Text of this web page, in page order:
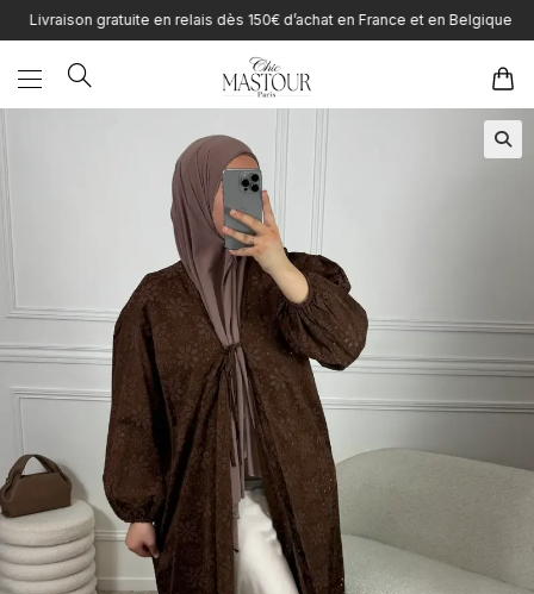
Skip
to
content
Livraison gratuite en relais dès 150€ d’achat en France et en Belgique